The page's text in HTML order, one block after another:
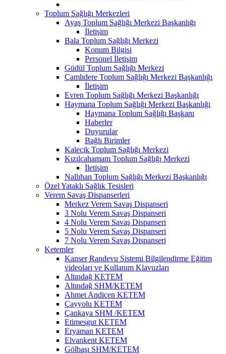
Toplum Sağlığı Merkezleri
Ayaş Toplum Sağlığı Merkezi Başkanlığı
İletişim
Bala Toplum Sağlığı Merkezi
Konum Bilgisi
Personel İletişim
Güdül Toplum Sağlığı Merkezi
Çamlıdere Toplum Sağlığı Merkezi Başkanlığı
İletişim
Evren Toplum Sağlığı Merkezi Başkanlığı
Haymana Toplum Sağlığı Merkezi Başkanlığı
Haymana Toplum Sağlığı Başkanı
Haberler
Duyurular
Bağlı Birimler
Kalecik Toplum Sağlığı Merkezi
Kızılcahamam Toplum Sağlığı Merkezi
İletişim
Nallıhan Toplum Sağlığı Merkezi Başkanlığı
Özel Yataklı Sağlık Tesisleri
Verem Savaş Dispanserleri
Merkez Verem Savaş Dispanseri
3 Nolu Verem Savaş Dispanseri
4 Nolu Verem Savaş Dispanseri
5 Nolu Verem Savaş Dispanseri
7 Nolu Verem Savaş Dispanseri
Ketemler
Kanser Randevu Sistemi Bilgilendirme Eğitim
videoları ve Kullanım Klavuzları
Altındağ KETEM
Altındağ SHM/KETEM
Ahmet Andiçen KETEM
Çayyolu KETEM
Çankaya SHM /KETEM
Etimesgut KETEM
Eryaman KETEM
Elvankent KETEM
Gölbaşı SHM/KETEM